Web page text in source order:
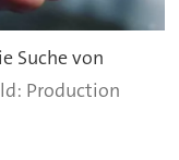
Suche von
Production